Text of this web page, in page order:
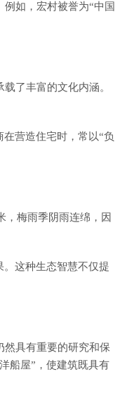
如，宏村被誉为“中国
了丰富的文化内涵。
营造住宅时，常以“负
，梅雨季阴雨连绵，因
这种生态智慧不仅提
然具有重要的研究和保
船屋”，使建筑既具有